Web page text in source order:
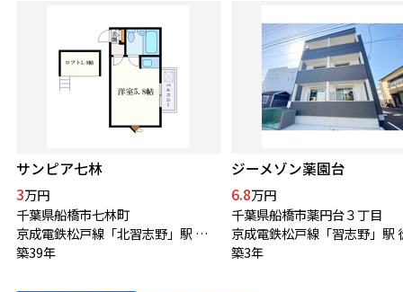
サンピア七林
3万円
千葉県船橋市七林町
京成電鉄松戸線「北習志野」駅 徒歩7分
築39年
ジーメゾン薬園台
6.8万円
千葉県船橋市薬円台３丁目
築3年